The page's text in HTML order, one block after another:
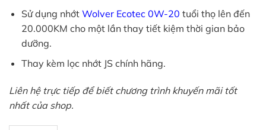
Sử dụng nhớt Wolver Ecotec 0W-20 tuổi thọ lên đến
20.000KM cho một lần thay tiết kiệm thời gian bảo
dưỡng.
Thay kèm lọc nhớt JS chính hãng.
Liên hệ trực tiếp để biết chương trình khuyến mãi tốt
nhất của shop.